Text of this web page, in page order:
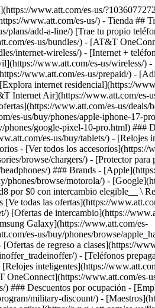
es-us/verification/signaturehub/#employment) - [Militares y veteranos](https://www.att.com/es-us/offers/discount-program/military-discount/) - [Maestros](https://www.att.com/es-us/offers/discount-program/teacher/) - [Enfermeros y médicos](https://www.att.com/es-us/verification/signaturehub/#medical) - [Personal de emergencias activo](https://www.att.com/es-us/firstnetandfamily/) ### Descuentos por afiliación - [Clientes 55+](https://www.att.com/es-us/verification/signaturehub/#age) - [Personal retirado del servicio de emergencia](https://www.att.com/es-us/offers/discount-program/retired-responders/) - [Trabajadores de sindicatos](https://www.att.com/es-us/offers/discount-program/union-discount/) - [Estudiantes](https://www.att.com/es-us/verification/signaturehub/#student) ### Ahorros para socios - [Descuento con tarjeta de crédito](https://www.att.com/es-us/?1036077272%3BamdU7ms02uyDVD7hIidU2t-FgOyvGkzT7uyJVm497PywgLdW2iYTVis9IZcUaO3.z1) - [Beneficios y más](https://andmorebenefits.att.com/root-discovery) [__Maestros: ahorra hasta $150 por línea y hasta un 20% en planes__ \ Obtén detalles](https://www.att.com/es-us/offers/discount-program/teacher/) - La diferencia de AT&T ## La diferencia de AT&T - [Nuestra ventaja competitiva](#) ### ¿Por qué elegirnos? - [Garantía AT&T](https://www.att.com/es-us/why-att/guarantee/) - [Por qué AT&T](https://www.att.com/es-us/why-att/) - [AT&T vs. T-Mobile y Verizon](https://www.att.com/es-us/wireless/switch-and-save/#compare-us) - [AT&T Fiber vs. Spectrum y Xfinity](https://www.att.com/es-us/internet/fiber/#compare-us) - [Prueba AT&T gratis](https://www.att.com/es-us/wireless/free-trial/) - [Cambia y ahorra](https://www.att.com/es-us/wireless/switch-and-save/) ### Cobertura